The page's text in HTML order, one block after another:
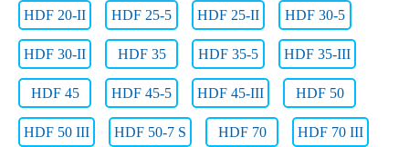
HDF 20-II HDF 25-5 HDF 25-II HDF 30-5
HDF 30-II HDF 35 HDF 35-5 HDF 35-III
HDF 45 HDF 45-5 HDF 45-III HDF 50
HDF 50 III HDF 50-7 S HDF 70 HDF 70 III